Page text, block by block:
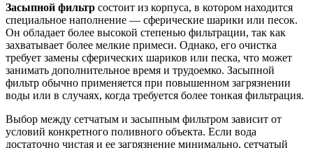
Засыпной фильтр состоит из корпуса, в котором находится
специальное наполнение — сферические шарики или песок.
Он обладает более высокой степенью фильтрации, так как
захватывает более мелкие примеси. Однако, его очистка
требует замены сферических шариков или песка, что может
занимать дополнительное время и трудоемко. Засыпной
фильтр обычно применяется при повышенном загрязнении
воды или в случаях, когда требуется более тонкая фильтрация.
Выбор между сетчатым и засыпным фильтром зависит от
условий конкретного поливного объекта. Если вода
достаточно чистая и ее загрязнение минимально, сетчатый